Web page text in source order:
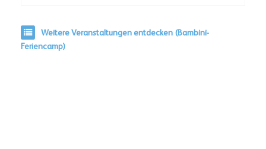
Weitere Veranstaltungen entdecken (Bambini-
Feriencamp)